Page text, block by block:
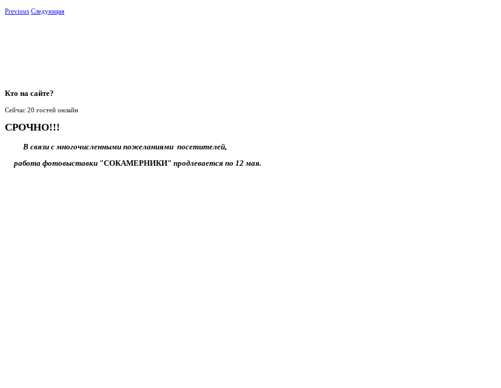
Previous Следующая
Кто на сайте?
Сейчас 20 гостей онлайн
СРОЧНО!!!
В связи с многочисленными пожеланиями посетителей,
работа фотовыставки "СОКАМЕРНИКИ" продлевается по 12 мая.